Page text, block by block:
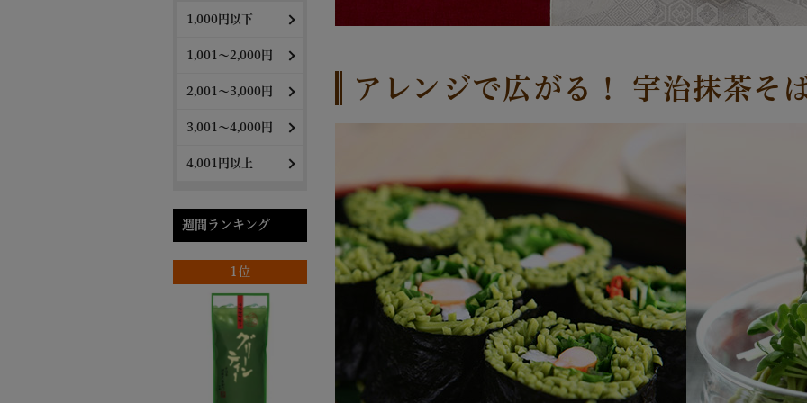
1,000円以下
1,001～2,000円
2,001～3,000円
3,001～4,000円
4,001円以上
週間ランキング
1位
アレンジで広がる！ 宇治抹茶そ